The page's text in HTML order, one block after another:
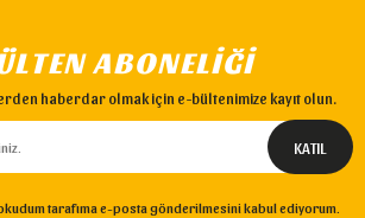
ABONELİĞİ
haberdar olmak için e-bültenimize kayıt olun.
tarafıma e-posta gönderilmesini kabul ediyorum.